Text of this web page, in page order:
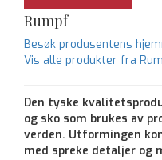
Rumpf
Besøk produsentens
Vis alle produkter fra
Den tyske
og sko som brukes av
verden. Utformingen
med spreke detaljer og